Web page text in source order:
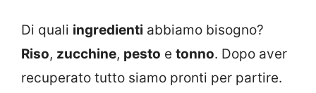
Di quali ingredienti abbiamo bisogno?
Riso, zucchine, pesto e tonno. Dopo aver
recuperato tutto siamo pronti per partire.